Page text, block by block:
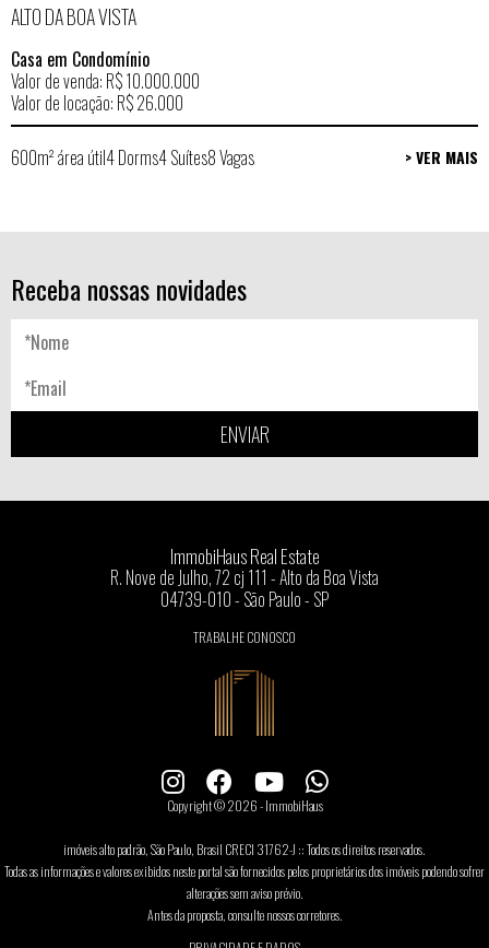
ALTO DA BOA VISTA
Casa em Condomínio
Valor de venda: R$ 10.000.000
Valor de locação: R$ 26.000
600m² área útil4 Dorms4 Suítes8 Vagas > VER MAIS
Receba nossas novidades
ENVIAR
ImmobiHaus Real Estate
R. Nove de Julho, 72 cj 111 - Alto da Boa Vista
04739-010 - São Paulo - SP
TRABALHE CONOSCO
Copyright © 2026 - ImmobiHaus
imóveis alto padrão, São Paulo, Brasil CRECI 31762-J :: Todos os direitos reservados.
Todas as informações e valores exibidos neste portal são fornecidos pelos proprietários dos imóveis podendo sofrer
alterações sem aviso prévio.
Antes da proposta, consulte nossos corretores.